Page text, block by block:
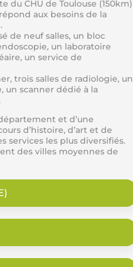
du CHU de Toulouse (150km)
aux besoins de la
de neuf salles, un bloc
un laboratoire
un service de
trois salles de radiologie, un
un scanner dédié à la
et d’une
d’histoire, d’art et de
services les plus diversifiés.
des villes moyennes de